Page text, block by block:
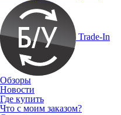
Trade-In
Обзоры
Новости
Где купить
Что с моим заказом?